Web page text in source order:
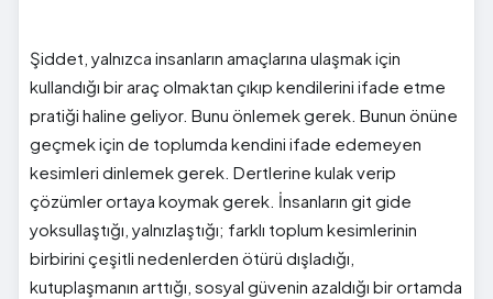
Şiddet, yalnızca insanların amaçlarına ulaşmak için
kullandığı bir araç olmaktan çıkıp kendilerini ifade etme
pratiği haline geliyor. Bunu önlemek gerek. Bunun önüne
geçmek için de toplumda kendini ifade edemeyen
kesimleri dinlemek gerek. Dertlerine kulak verip
çözümler ortaya koymak gerek. İnsanların git gide
yoksullaştığı, yalnızlaştığı; farklı toplum kesimlerinin
birbirini çeşitli nedenlerden ötürü dışladığı,
kutuplaşmanın arttığı, sosyal güvenin azaldığı bir ortamda